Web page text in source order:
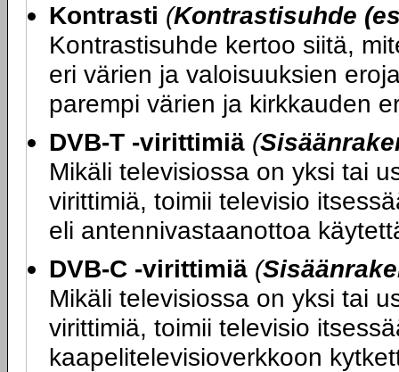
Kontrasti (Kontrastisuhde
Kontrastisuhde kertoo siitä,
eri värien ja valoisuuksien
parempi värien ja kirkkauden
DVB-T -virittimiä (
Mikäli televisiossa on yksi tai
virittimiä, toimii televisio
eli antennivastaanottoa
DVB-C -virittimiä (
Mikäli televisiossa on yksi tai
virittimiä, toimii televisio
kaapelitelevisioverkkoon